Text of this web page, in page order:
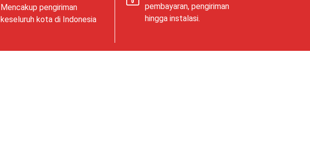
Mencakup pengiriman
keseluruh kota di Indonesia
pembayaran, pengiriman
hingga instalasi.